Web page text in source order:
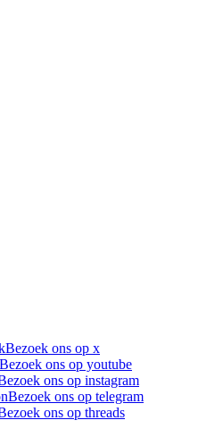
Bezoek ons op x
Bezoek ons op youtube
ons op instagram
Bezoek ons op telegram
ons op threads